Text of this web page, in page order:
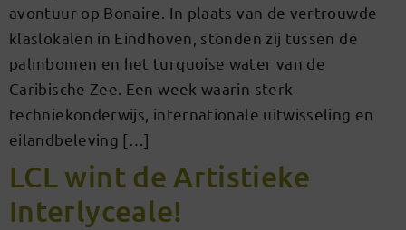
avontuur op Bonaire. In plaats van de vertrouwde
klaslokalen in Eindhoven, stonden zij tussen de
palmbomen en het turquoise water van de
Caribische Zee. Een week waarin sterk
techniekonderwijs, internationale uitwisseling en
eilandbeleving […]
LCL wint de Artistieke
Interlyceale!